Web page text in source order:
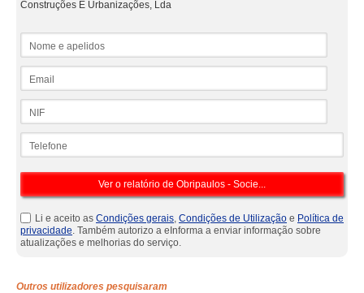
Construções E Urbanizações, Lda
Li e aceito as Condições gerais, Condições de Utilização e Política de
privacidade. Também autorizo a eInforma a enviar informação sobre
atualizações e melhorias do serviço.
Outros utilizadores pesquisaram